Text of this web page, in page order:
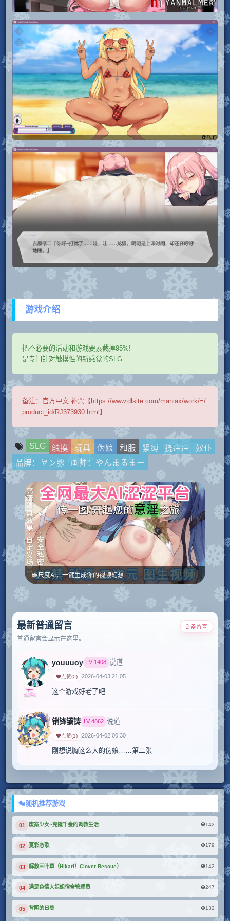
游戏介绍
把不必要的活动和游戏要素截掉95%!
是专门针对触摸性的新感觉的SLG
备注： 官方中文 补票【https://www.dlsite.com/maniax/work/=/
product_id/RJ373930.html】
SLG 触摸 玩具 伪娘 和服 紧缚 挠痒痒
奴仆
品牌：ヤン豚
画师：やんまるまー
破尺度AI，一键生成你的视频幻想
最新普通留言
普通留言会显示在这里。
2 条留言
youuuoy LV 1408 说道
点赞(0) 2026-04-03 21:05
这个游戏好老了吧
销锋镝铸 LV4862 说道
点赞(1) 2026-04-02 00:30
刚想说胸这么大的伪娘……第二张
随机推荐游戏
01 废案少⼥~克隆千⾦的调教⽣活 142
02 夏彩恋歌 179
03 解救三叶草（Hikari！Clover Rescue） 142
04 满是色情大姐姐宿舍管理员 247
05 背阴的日葵 132